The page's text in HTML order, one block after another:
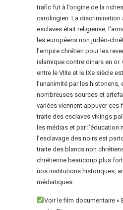
trafic fut à l’origine de la
carolingien. La discrimination
esclaves était religieuse,
les européens non judéo-
l’empire chrétien pour les
islamique contre dinars en or.
entre le VIIIe et le IXe siècle
l’unanimité par les historiens,
nombreuses sources et
variées viennent appuyer ces
traite des esclaves vikings
les médias et par l’éducation
l’esclavage des noirs est
traite des blancs non
chrétienne beaucoup plus
nos institutions historiques,
médiatiques.
Voir le film documentaire «